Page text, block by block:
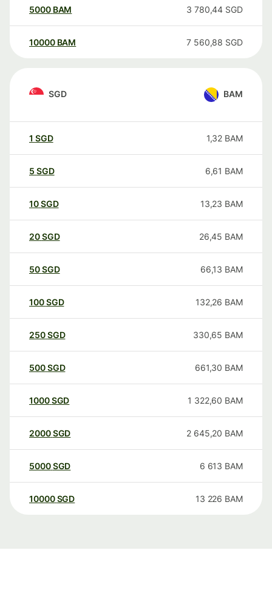
5000 BAM 3 780,44 SGD
10000 BAM 7 560,88 SGD
SGD BAM
1 SGD 1,32 BAM
5 SGD 6,61 BAM
10SGD 13,23 BAM
20SGD 26,45 BAM
50SGD 66,13 BAM
100SGD 132,26 BAM
250SGD 330,65 BAM
500SGD 661,30 BAM
1000SGD 1 322,60 BAM
2000SGD 2 645,20 BAM
5000SGD 6 613 BAM
10000 SGD 13 226 BAM